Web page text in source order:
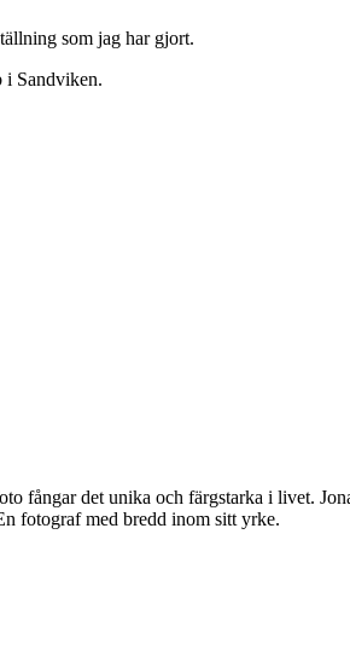
som jag har gjort.
i Sandviken.
fångar det unika och färgstarka i livet.
fotograf med bredd inom sitt yrke.